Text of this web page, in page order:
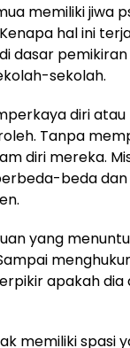
memiliki jiwa
hal ini
dasar
sekolah.
diri
Tanpa
diri mereka.
beda
yang
apakah dia
memiliki spasi